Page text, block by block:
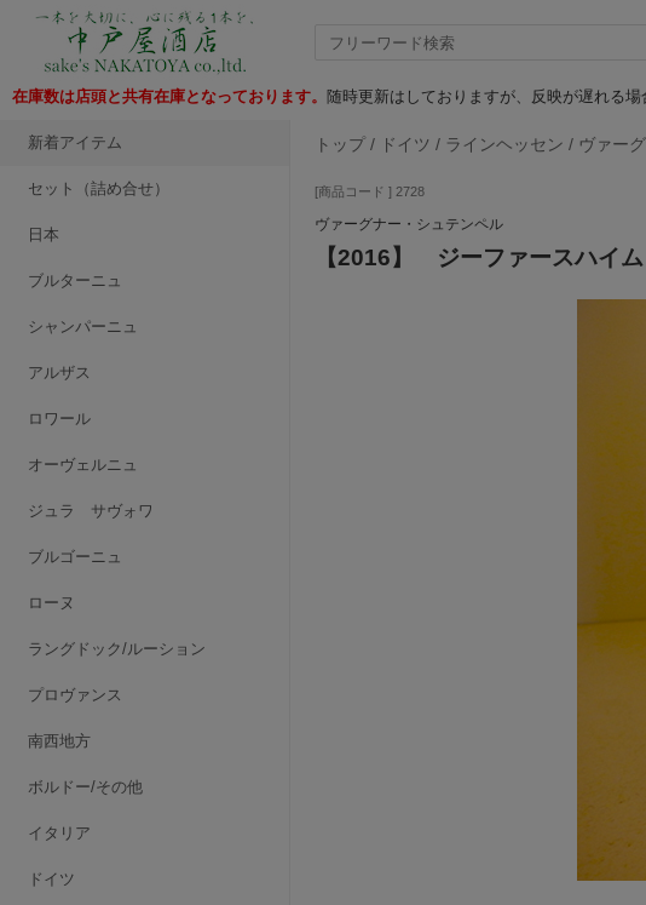
在庫数は店頭と共有在庫となっております。 随時更新はしておりますが、反映が遅れる
新着アイテム
セット（詰め合せ）
日本
ブルターニュ
シャンパーニュ
アルザス
ロワール
オーヴェルニュ
ジュラ サヴォワ
ブルゴーニュ
ローヌ
ラングドック/ルーション
プロヴァンス
南西地方
ボルドー/その他
イタリア
ドイツ
トップ/ ドイツ / ラインヘッセン / ヴァー
[商品コード ] 2728
ヴァーグナー・シュテンペル
【2016】 ジーファースハ